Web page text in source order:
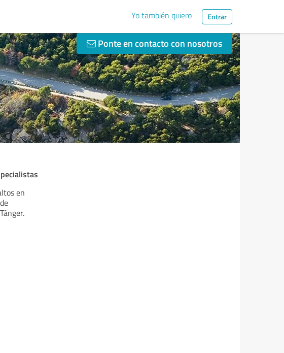
Yo también quiero Entrar
Ponte en contacto con nosotros
en